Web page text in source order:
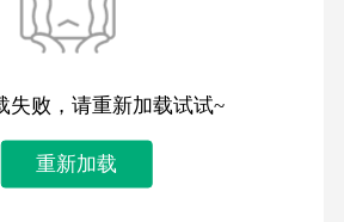
失败，请重新加载试试~
重新加载